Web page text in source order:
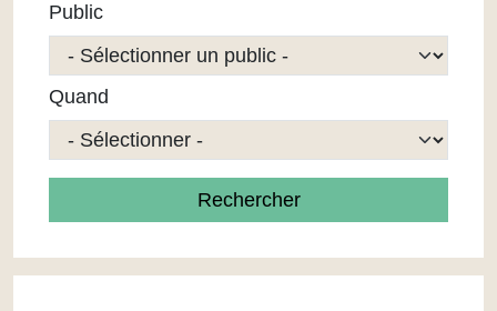
Public
Quand
Rechercher